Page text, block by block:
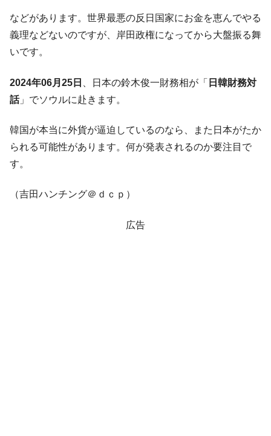
などがあります。世界最悪の反日国家にお金を恵んでやる
義理などないのですが、岸田政権になってから大盤振る舞
いです。
2024年06月25日 、日本の鈴木俊一財務相が「 日韓財務対
話」でソウルに赴きます。
韓国が本当に外貨が逼迫しているのなら、また日本がたか
られる可能性があります。何が発表されるのか要注目で
す。
（吉田ハンチング＠ｄｃｐ）
広告